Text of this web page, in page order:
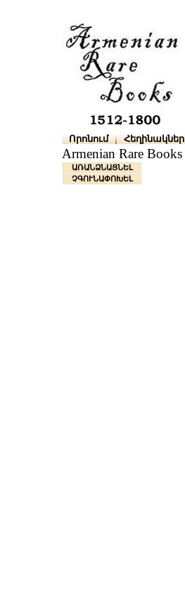
Որոնում Հեղինակներ
Armenian Rare Books
ԱՌԱՆՁՆԱՑՆԵԼ
ՉԳՈՒՆԱՓՈԽԵԼ